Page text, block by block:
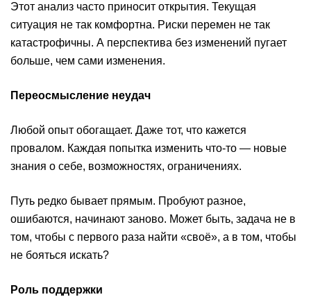
Этот анализ часто приносит открытия. Текущая
ситуация не так комфортна. Риски перемен не так
катастрофичны. А перспектива без изменений пугает
больше, чем сами изменения.
Переосмысление неудач
Любой опыт обогащает. Даже тот, что кажется
провалом. Каждая попытка изменить что-то — новые
знания о себе, возможностях, ограничениях.
Путь редко бывает прямым. Пробуют разное,
ошибаются, начинают заново. Может быть, задача не в
том, чтобы с первого раза найти «своё», а в том, чтобы
не бояться искать?
Роль поддержки